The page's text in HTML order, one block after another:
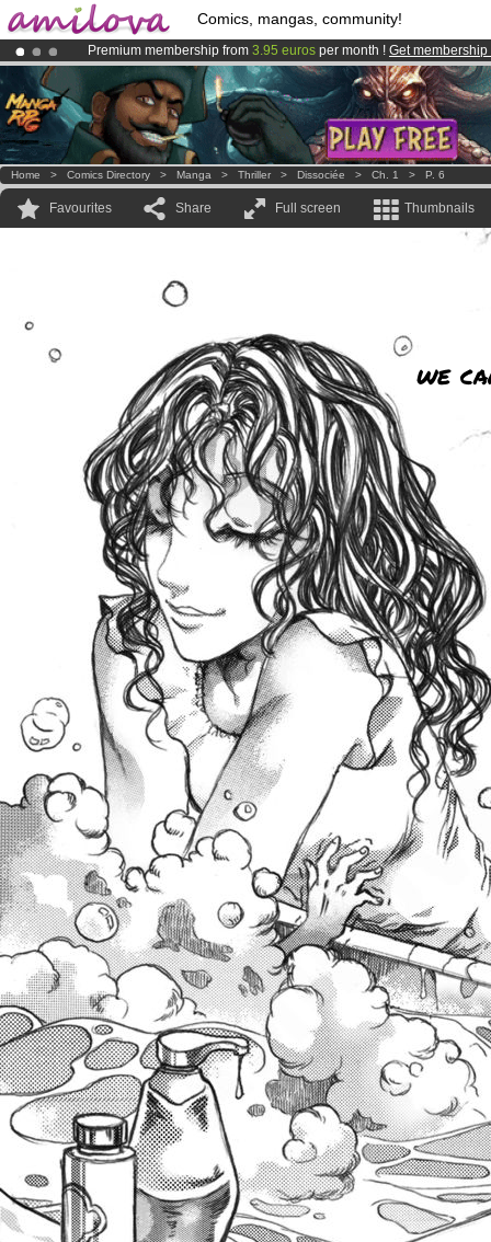
Comics, mangas, community!
Premium membership from 3.95 euros per month ! Get membership
Already 100000membersand 1000comics & mangas!.
AmilovaKickstarter is now LIVE!.
Home > Comics Directory > Manga > Thriller > Dissociée > Ch. 1 > P. 6
Favourites Share Full screen Thumbnails
we